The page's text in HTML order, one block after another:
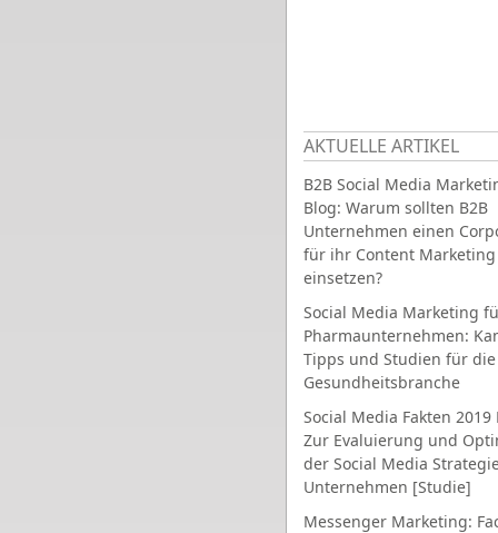
AKTUELLE ARTIKEL
B2B Social Media
Blog: Warum sollten B2B
Unternehmen einen
für ihr Content Marketing
einsetzen?
Social Media Marketing
Pharmaunternehmen:
Tipps und Studien für die
Gesundheitsbranche
Social Media Fakten 2019
Zur Evaluierung und
der Social Media
Unternehmen [Studie]
Messenger Marketing: